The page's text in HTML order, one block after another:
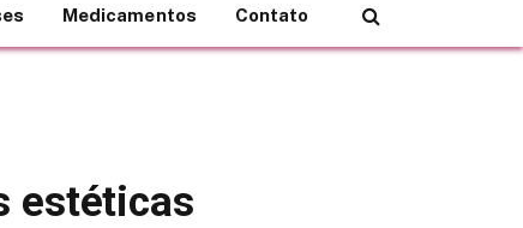
Medicamentos Contato
estéticas